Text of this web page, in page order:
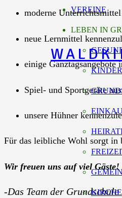
VEREINE
LEBEN IN
KIRCHE
moderne
neue Lernmittel
einige Ganztagsangebote
Spiel- und Sportgeräte
unsere Hühner
Für das leibliche Wohl sorgt in
Wir freuen uns auf viel Gäste!
-Das Team der